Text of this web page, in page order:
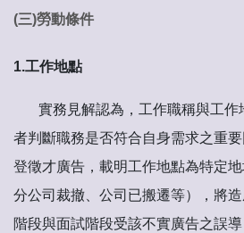
(三)勞動條件
1.工作地點
實務見解認為，工作職稱與工作
者判斷職務是否符合自身需求之重
登徵才廣告，載明工作地點為特定
分公司裁撤、公司已搬遷等），將
階段與面試階段受該不實廣告之誤